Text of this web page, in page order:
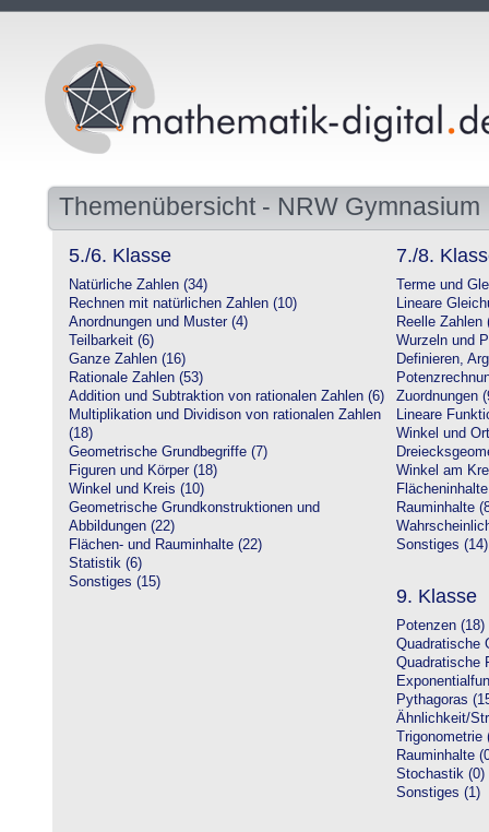
Themenübersicht - NRW Gymnasium
5./6. Klasse
Natürliche Zahlen (34)
Rechnen mit natürlichen Zahlen (10)
Anordnungen und Muster (4)
Teilbarkeit (6)
Ganze Zahlen (16)
Rationale Zahlen (53)
Addition und Subtraktion von rationalen Zahlen (6)
Multiplikation und Dividison von rationalen Zahlen
(18)
Geometrische Grundbegriffe (7)
Figuren und Körper (18)
Winkel und Kreis (10)
Geometrische Grundkonstruktionen und
Abbildungen (22)
Flächen- und Rauminhalte (22)
Statistik (6)
Sonstiges (15)
7./8.
Terme und
Lineare
Reelle Zahlen
Wurzeln und
Definieren,
Zuordnungen
Lineare
Winkel und
Winkel am
Rauminhalte
Sonstiges (14)
9. Klasse
Potenzen (18)
Quadratische
Quadratische
Pythagoras
Ähnlichkeit/
Trigonometrie
Rauminhalte
Stochastik (0)
Sonstiges (1)